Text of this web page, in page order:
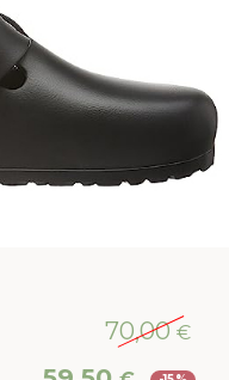
70,00€